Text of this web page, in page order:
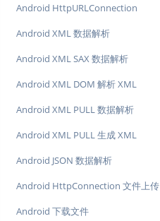
Android HttpURLConnection
Android XML 数据解析
Android XML SAX 数据解析
Android XML DOM 解析 XML
Android XML PULL 数据解析
Android XML PULL 生成 XML
Android JSON 数据解析
Android HttpConnection 文件上传
Android 下载文件